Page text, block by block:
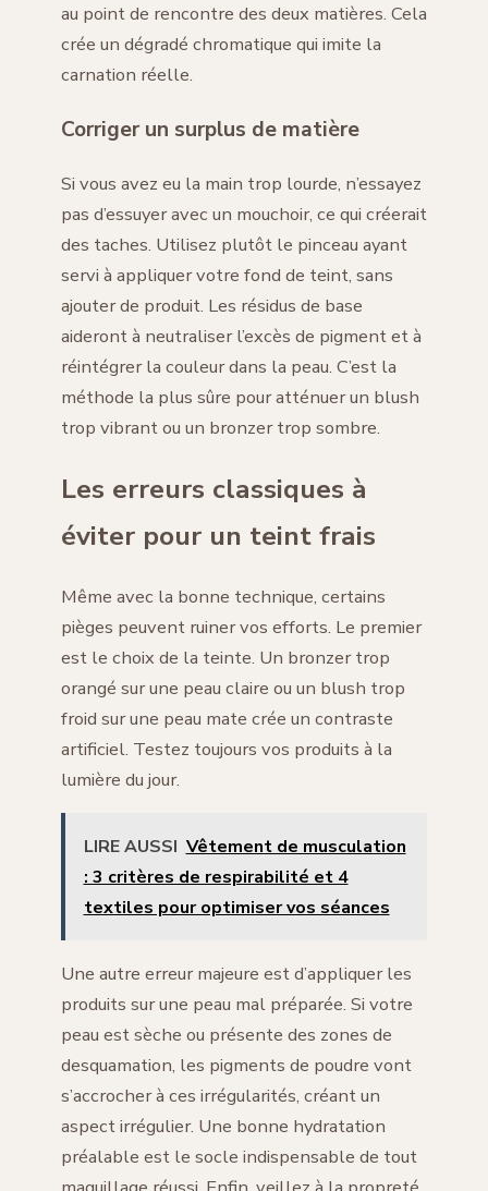
au point de rencontre des deux matières. Cela
crée un dégradé chromatique qui imite la
carnation réelle.
Corriger un surplus de matière
Si vous avez eu la main trop lourde, n’essayez
pas d’essuyer avec un mouchoir, ce qui créerait
des taches. Utilisez plutôt le pinceau ayant
servi à appliquer votre fond de teint, sans
ajouter de produit. Les résidus de base
aideront à neutraliser l’excès de pigment et à
réintégrer la couleur dans la peau. C’est la
méthode la plus sûre pour atténuer un blush
trop vibrant ou un bronzer trop sombre.
Les erreurs classiques à
éviter pour un teint frais
Même avec la bonne technique, certains
pièges peuvent ruiner vos efforts. Le premier
est le choix de la teinte. Un bronzer trop
orangé sur une peau claire ou un blush trop
froid sur une peau mate crée un contraste
artificiel. Testez toujours vos produits à la
lumière du jour.
LIRE AUSSI Vêtement de musculation
: 3 critères de respirabilité et 4
textiles pour optimiser vos séances
Une autre erreur majeure est d’appliquer les
produits sur une peau mal préparée. Si votre
peau est sèche ou présente des zones de
desquamation, les pigments de poudre vont
s’accrocher à ces irrégularités, créant un
aspect irrégulier. Une bonne hydratation
préalable est le socle indispensable de tout